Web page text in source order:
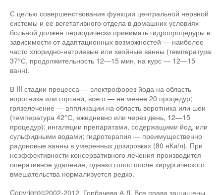
С целью совершенствования функции центральной нервной
системы и ее вегетативного отдела в домашних условиях
больной должен периодически принимать гидропроцедуры в
зависимости от адаптационных возможностей — наиболее
часто хлоридно-натриевые или хвойные ванны (температура
37°С, продолжительность 12—15 мин, на курс — 12—15
ванн).
В III стадии процесса — электрофорез йода на область
воротника или гортани, всего — не менее 20 процедур;
грязелечение — аппликации на область воротника или шеи
(температура 42°С, ежедневно или через день, 12—15
процедур); ингаляции препаратами, содержащими йод, или
сульфидными водами; гидротерапия — преимущественно
радоновые ванны в умеренных дозировках (80 нКи/л). При
неэффективности консервативного лечения производится
оперативное удаление, однако голос после хирургического
вмешательства нормализуется редко.
Copyright©2002-2012. Горбачева А.Д. Все права защищены.